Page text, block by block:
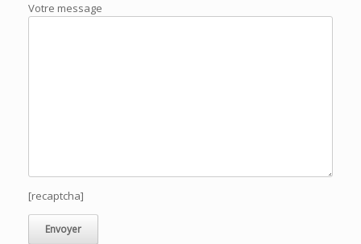
Votre message
[recaptcha]